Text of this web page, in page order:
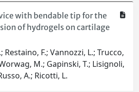
with bendable tip for the
of hydrogels on cartilage
Restaino, F.; Vannozzi, L.; Trucco,
M.; Gapinski, T.; Lisignoli,
A.; Ricotti, L.